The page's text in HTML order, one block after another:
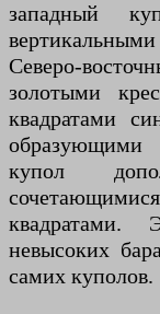
западный
Северо-
золотыми
квадратами
купол
квадратами.
невысоких
самих куполов.